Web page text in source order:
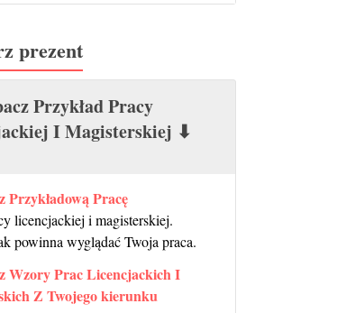
prezent
Przykład Pracy
I Magisterskiej ⬇
Przykładową Pracę
licencjackiej i magisterskiej.
powinna wyglądać Twoja praca.
Wzory Prac Licencjackich I
Z Twojego kierunku